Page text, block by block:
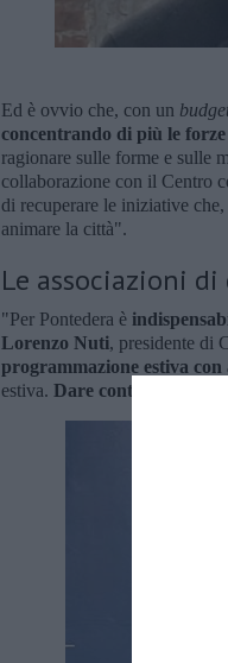
Ed è ovvio che, con un
concentrando di più le
ragionare sulle forme e sulle
collaborazione con il Centro
di recuperare le iniziative
animare la città".
Le associazioni
"Per Pontedera è
Lorenzo Nuti, presidente di
programmazione estiva
estiva. Dare continuità alla